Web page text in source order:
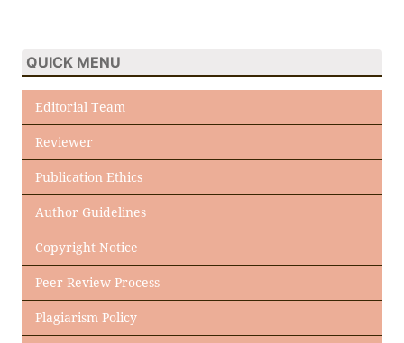
QUICK MENU
Editorial Team
Reviewer
Publication Ethics
Author Guidelines
Copyright Notice
Peer Review Process
Plagiarism Policy